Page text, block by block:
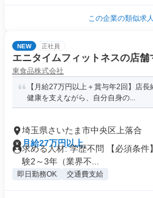
この企業の類似求
NEW 正社員
エニタイムフィットネスの店舗
東食品株式会社
【月給27万円以上＋賞与年2回】店
健康を支えながら、自分自身の...
埼玉県さいたま市中央区上落合
月給27万円以上
求める人材: 学歴不問 【必須条
験2～3年（業界不...
即日勤務OK 交通費支給